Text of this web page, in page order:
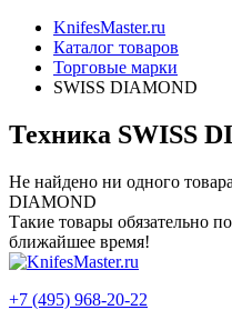
KnifesMaster.ru
Каталог товаров
Торговые марки
SWISS DIAMOND
Техника SWISS
Не найдено ни одного
DIAMOND
Такие товары обязательно
ближайшее время!
+7 (495) 968-20-22